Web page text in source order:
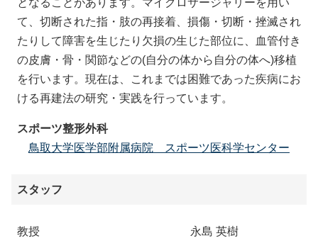
て、切断された指・肢の再接着、損傷・切断・挫滅され
たりして障害を生じたり欠損の生じた部位に、血管付き
の皮膚・骨・関節などの(自分の体から自分の体へ)移植
を行います。現在は、これまでは困難であった疾病にお
ける再建法の研究・実践を行っています。
スポーツ整形外科
鳥取大学医学部附属病院 スポーツ医科学センター
スタッフ
教授 永島 英樹